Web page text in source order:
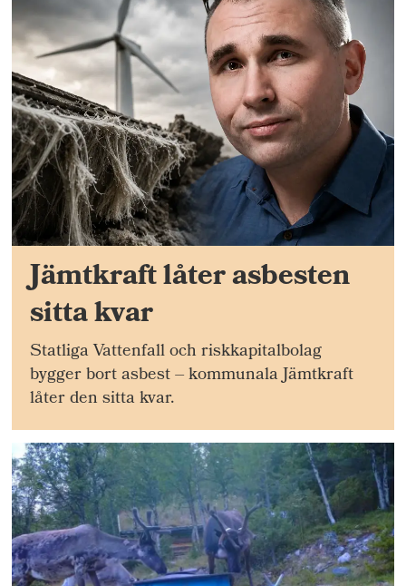
Jämtkraft låter asbesten
sitta kvar
Statliga Vattenfall och riskkapitalbolag
bygger bort asbest – kommunala Jämtkraft
låter den sitta kvar.